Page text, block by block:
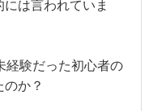
は言われていま
経験だった初心者の
か？